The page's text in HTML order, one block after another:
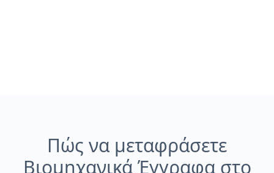
Πώς να μεταφράσετε
Βιομηχανικά Έγγραφα στο